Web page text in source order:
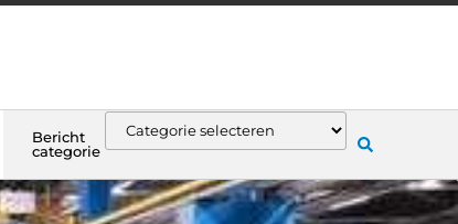
Bericht
categorie